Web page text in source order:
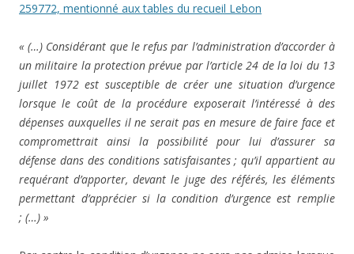
259772, mentionné aux tables du recueil Lebon
« (…) Considérant que le refus par l’administration d’accorder à
un militaire la protection prévue par l’article 24 de la loi du 13
juillet 1972 est susceptible de créer une situation d’urgence
lorsque le coût de la procédure exposerait l’intéressé à des
dépenses auxquelles il ne serait pas en mesure de faire face et
compromettrait ainsi la possibilité pour lui d’assurer sa
défense dans des conditions satisfaisantes ; qu’il appartient au
requérant d’apporter, devant le juge des référés, les éléments
permettant d’apprécier si la condition d’urgence est remplie
; (…) »